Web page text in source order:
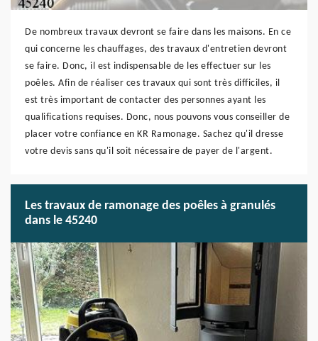
De nombreux travaux devront se faire dans les maisons. En ce
qui concerne les chauffages, des travaux d'entretien devront
se faire. Donc, il est indispensable de les effectuer sur les
poêles. Afin de réaliser ces travaux qui sont très difficiles, il
est très important de contacter des personnes ayant les
qualifications requises. Donc, nous pouvons vous conseiller de
placer votre confiance en KR Ramonage. Sachez qu'il dresse
votre devis sans qu'il soit nécessaire de payer de l'argent.
Les travaux de ramonage des poêles à granulés
dans le 45240